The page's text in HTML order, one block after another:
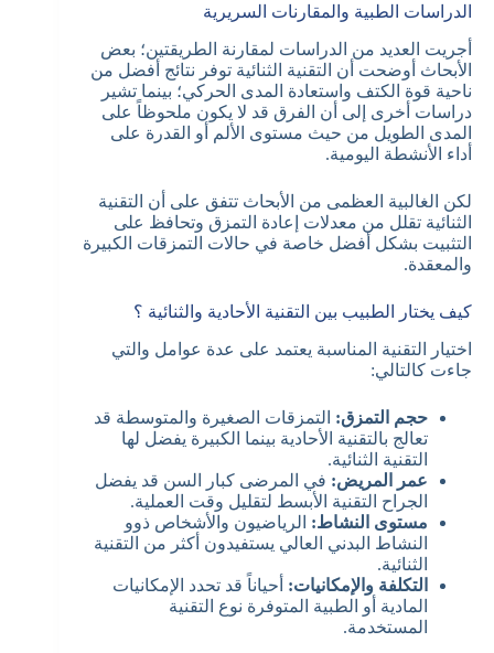
الدراسات الطبية والمقارنات السريرية
أجريت العديد من الدراسات لمقارنة الطريقتين؛ بعض
الأبحاث أوضحت أن التقنية الثنائية توفر نتائج أفضل من
ناحية قوة الكتف واستعادة المدى الحركي؛ بينما تشير
دراسات أخرى إلى أن الفرق قد لا يكون ملحوظاً على
المدى الطويل من حيث مستوى الألم أو القدرة على
أداء الأنشطة اليومية.
لكن الغالبية العظمى من الأبحاث تتفق على أن التقنية
الثنائية تقلل من معدلات إعادة التمزق وتحافظ على
التثبيت بشكل أفضل خاصة في حالات التمزقات الكبيرة
والمعقدة.
كيف يختار الطبيب بين التقنية الأحادية والثنائية ؟
اختيار التقنية المناسبة يعتمد على عدة عوامل والتي
جاءت كالتالي:
حجم التمزق: التمزقات الصغيرة والمتوسطة قد
تعالج بالتقنية الأحادية بينما الكبيرة يفضل لها
التقنية الثنائية.
عمر المريض: في المرضى كبار السن قد يفضل
الجراح التقنية الأبسط لتقليل وقت العملية.
مستوى النشاط: الرياضيون والأشخاص ذوو
النشاط البدني العالي يستفيدون أكثر من التقنية
الثنائية.
التكلفة والإمكانيات: أحياناً قد تحدد الإمكانيات
المادية أو الطبية المتوفرة نوع التقنية
المستخدمة.